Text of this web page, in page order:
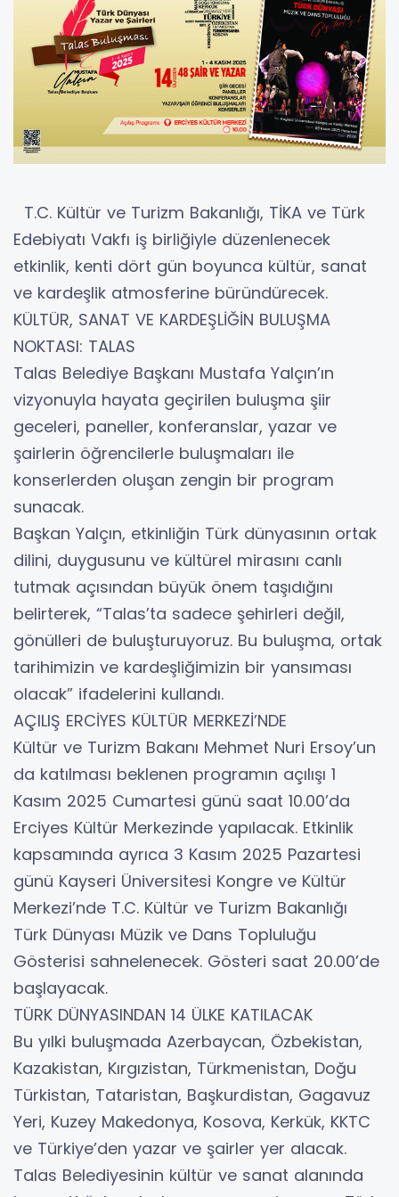
T.C. Kültür ve Turizm Bakanlığı, TİKA ve Türk
Edebiyatı Vakfı iş birliğiyle düzenlenecek
etkinlik, kenti dört gün boyunca kültür, sanat
ve kardeşlik atmosferine büründürecek.
KÜLTÜR, SANAT VE KARDEŞLİĞİN BULUŞMA
NOKTASI: TALAS
Talas Belediye Başkanı Mustafa Yalçın’ın
vizyonuyla hayata geçirilen buluşma şiir
geceleri, paneller, konferanslar, yazar ve
şairlerin öğrencilerle buluşmaları ile
konserlerden oluşan zengin bir program
sunacak.
Başkan Yalçın, etkinliğin Türk dünyasının ortak
dilini, duygusunu ve kültürel mirasını canlı
tutmak açısından büyük önem taşıdığını
belirterek, “Talas’ta sadece şehirleri değil,
gönülleri de buluşturuyoruz. Bu buluşma, ortak
tarihimizin ve kardeşliğimizin bir yansıması
olacak” ifadelerini kullandı.
AÇILIŞ ERCİYES KÜLTÜR MERKEZİ’NDE
Kültür ve Turizm Bakanı Mehmet Nuri Ersoy’un
da katılması beklenen programın açılışı 1
Kasım 2025 Cumartesi günü saat 10.00’da
Erciyes Kültür Merkezinde yapılacak. Etkinlik
kapsamında ayrıca 3 Kasım 2025 Pazartesi
günü Kayseri Üniversitesi Kongre ve Kültür
Merkezi’nde T.C. Kültür ve Turizm Bakanlığı
Türk Dünyası Müzik ve Dans Topluluğu
Gösterisi sahnelenecek. Gösteri saat 20.00’de
başlayacak.
TÜRK DÜNYASINDAN 14 ÜLKE KATILACAK
Bu yılki buluşmada Azerbaycan, Özbekistan,
Kazakistan, Kırgızistan, Türkmenistan, Doğu
Türkistan, Tataristan, Başkurdistan, Gagavuz
Yeri, Kuzey Makedonya, Kosova, Kerkük, KKTC
ve Türkiye’den yazar ve şairler yer alacak.
Talas Belediyesinin kültür ve sanat alanında